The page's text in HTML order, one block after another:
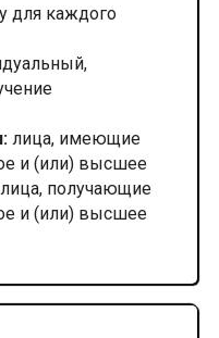
для каждого
лица, имеющие
и (или) высшее
получающие
и (или) высшее